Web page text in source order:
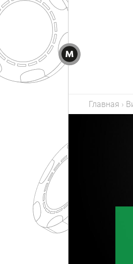
Главная ›